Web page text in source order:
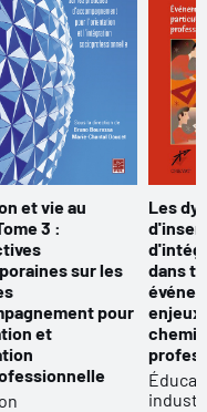
et vie au
3 :
sur les
pour
et
Les
dans
enjeux